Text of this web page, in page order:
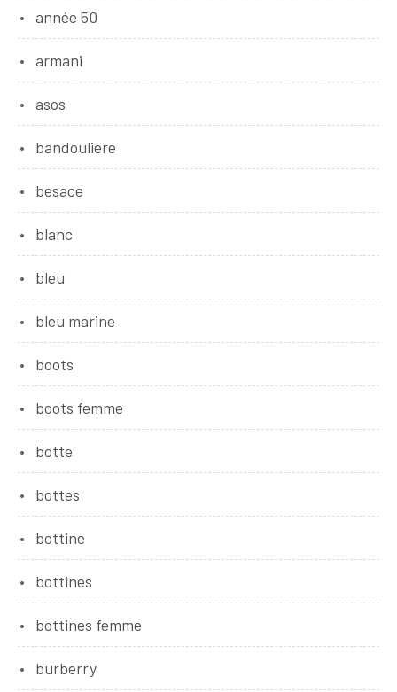
année 50
armani
asos
bandouliere
besace
blanc
bleu
bleu marine
boots
boots femme
botte
bottes
bottine
bottines
bottines femme
burberry